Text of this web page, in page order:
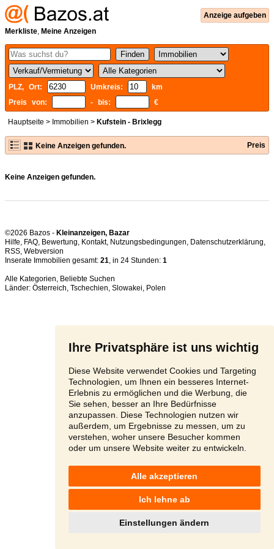
Ihre Privatsphäre ist uns wichtig
Diese Website verwendet Cookies und Targeting
Technologien, um Ihnen ein besseres Internet-
Erlebnis zu ermöglichen und die Werbung, die
Sie sehen, besser an Ihre Bedürfnisse
anzupassen. Diese Technologien nutzen wir
außerdem, um Ergebnisse zu messen, um zu
verstehen, woher unsere Besucher kommen
oder um unsere Website weiter zu entwickeln.
Alle akzeptieren
Ich lehne ab
Einstellungen ändern
Anzeige aufgeben
Merkliste, Meine Anzeigen
PLZ, Ort: Umkreis:
km
Preis von:
- bis: €
Hauptseite > Immobilien > Kufstein - Brixlegg
Keine Anzeigen gefunden. Preis
Keine Anzeigen gefunden.
©2026 Bazos - Kleinanzeigen, Bazar
Hilfe, FAQ, Bewertung, Kontakt, Nutzungsbedingungen, Datenschutzerklärung,
RSS,
Inserate Immobilien gesamt: 21, in 24 Stunden: 1
Alle Kategorien, Beliebte Suchen
Länder: Österreich, Tschechien, Slowakei, Polen